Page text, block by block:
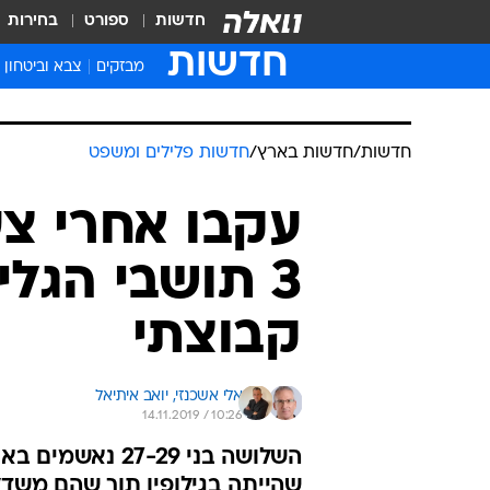
חדשות ספורט בחירות
חדשות מבזקים צבא וביטחון
חדשות/חדשות בארץ/חדשות פלילים ומשפט
עקבו אחרי
3 תושבי
קבוצתי
אלי אשכנזי, יואב איתיאל
14.11.2019 / 10:26